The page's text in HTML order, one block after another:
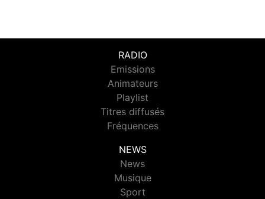
RADIO
Emissions
Animateurs
Playlist
Titres diffusés
Fréquences
NEWS
News
Musique
Sport